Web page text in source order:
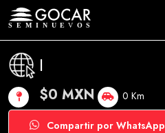
|
$0 MXN 0 Km
Compartir por WhatsApp